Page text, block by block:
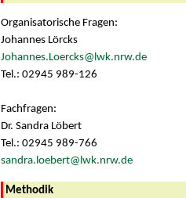
Organisatorische Fragen:
Johannes Lörcks
Johannes.Loercks@lwk.nrw.de
Tel.: 02945 989-126
Fachfragen:
Dr. Sandra Löbert
Tel.: 02945 989-766
sandra.loebert@lwk.nrw.de
Methodik